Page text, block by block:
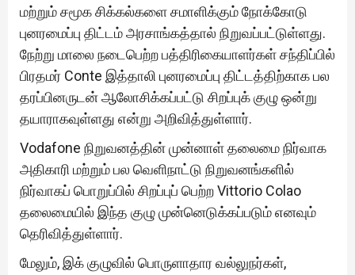
மற்றும் சமூக சிக்கல்களை சமாளிக்கும் நோக்கோடு
புனரமைப்பு திட்டம் அரசாங்கத்தால் நிறுவப்பட்டுள்ளது.
நேற்று மாலை நடைபெற்ற பத்திரிகையாளர்கள் சந்திப்பில்
பிரதமர் Conte இத்தாலி புனரமைப்பு திட்டத்திற்காக பல
தரப்பினருடன் ஆலோசிக்கப்பட்டு சிறப்புக் குழு ஒன்று
தயாராகவுள்ளது என்று அறிவித்துள்ளார்.
Vodafone நிறுவனத்தின் முன்னாள் தலைமை நிர்வாக
அதிகாரி மற்றும் பல வெளிநாட்டு நிறுவனங்களில்
நிர்வாகப் பொறுப்பில் சிறப்புப் பெற்ற Vittorio Colao
தலைமையில் இந்த குழு முன்னெடுக்கப்படும் எனவும்
தெரிவித்துள்ளார்.
மேலும், இக் குழுவில் பொருளாதார வல்லுநர்கள்,